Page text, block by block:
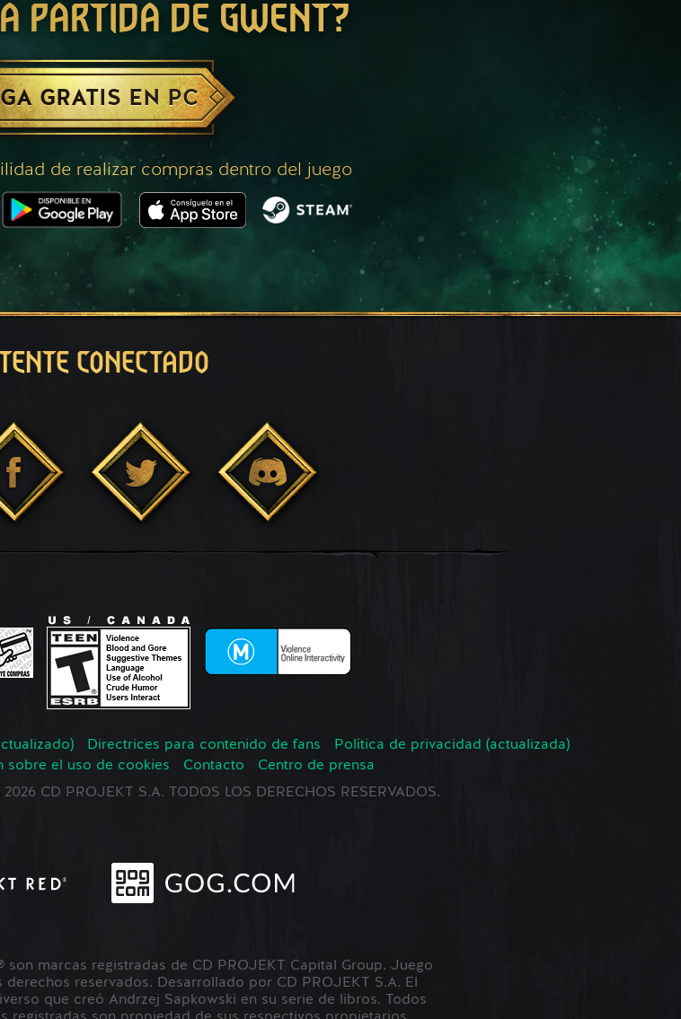
PARTIDA DE GWENT?
GRATIS EN PC
de realizar compras dentro del juego
CONECTADO
Directrices para contenido de fans
Política de privacidad (actualizada)
sobre el uso de cookies Contacto
Centro de prensa
CD PROJEKT S.A. TODOS LOS DERECHOS RESERVADOS.
son marcas registradas de CD PROJEKT Capital Group. Juego
reservados. Desarrollado por CD PROJEKT S.A. El
que creó Andrzej Sapkowski en su serie de libros. Todos